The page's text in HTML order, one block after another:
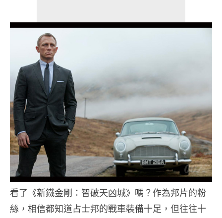
看了《新鐵金剛：智破天凶城》嗎？作為邦片的粉
絲，相信都知道占士邦的戰車裝備十足，但往往十